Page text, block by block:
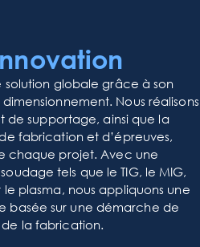
solution globale grâce à son
Nous réalisons
de supportage, ainsi que la
fabrication et d’épreuves,
chaque projet. Avec une
tels que le TIG, le MIG,
le plasma, nous appliquons une
basée sur une démarche de
la fabrication.